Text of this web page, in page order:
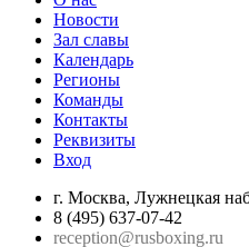
Новости
Зал славы
Календарь
Регионы
Команды
Контакты
Реквизиты
Вход
г. Москва, Лужнецкая
8 (495) 637-07-42
reception@rusboxing.ru